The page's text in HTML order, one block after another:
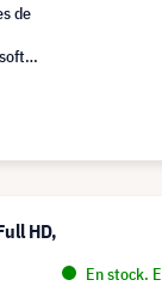
de
HD,
En stock.